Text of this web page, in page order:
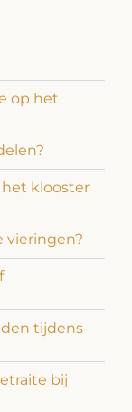
op het
klooster
vieringen?
tijdens
bij